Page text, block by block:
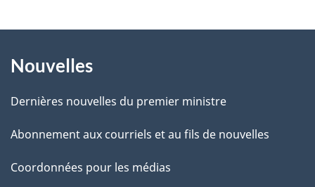
t
r
e
r
t
r
i
l
s
d
propos
de
ce
site
Nouvelles
Dernières nouvelles du premier ministre
Abonnement aux courriels et au fils de nouvelles
Coordonnées pour les médias